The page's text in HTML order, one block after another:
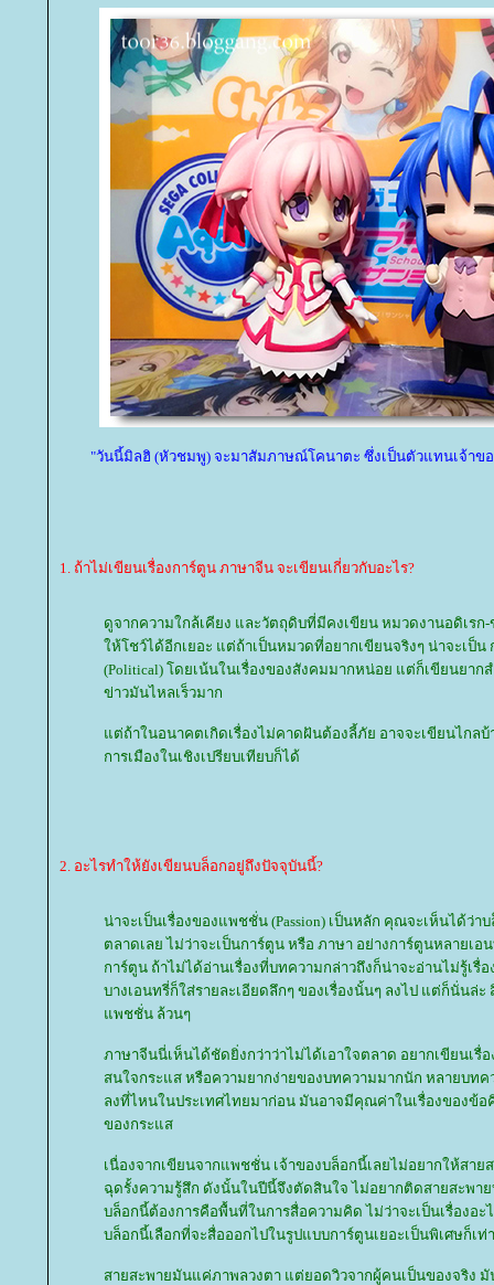
"วันนี้มิลฮิ (หัวชมพู) จะมาสัมภาษณ์โคนาตะ ซึ่งเป็นตัวแทนเจ้าขอ
1. ถ้าไม่เขียนเรื่องการ์ตูน ภาษาจีน จะเขียนเกี่ยวกับอะไร?
ดูจากความใกล้เคียง และวัตถุดิบที่มีคงเขียน หมวดงานอดิเรก-
ห้โชว์ได้อีกเยอะ แต่ถ้าเป็นหมวดที่อยากเขียนจริงๆ น่าจะเป็น
(Political) โดยเน้นในเรื่องของสังคมมากหน่อย แต่ก็เขียนยาก
ข่าวมันไหลเร็วมาก
ต่ถ้าในอนาคตเกิดเรื่องไม่คาดฝันต้องลี้ภัย อาจจะเขียนไกลบ้
การเมืองในเชิงเปรียบเทียบก็ได้
2. อะไรทำให้ยังเขียนบล็อกอยู่ถึงปัจจุบันนี้?
น่าจะเป็นเรื่องของแพชชั่น (Passion) เป็นหลัก คุณจะเห็นได้ว่า
ตลาดเลย ไม่ว่าจะเป็นการ์ตูน หรือ ภาษา อย่างการ์ตูนหลายเอ
การ์ตูน ถ้าไม่ได้อ่านเรื่องที่บทความกล่าวถึงก็น่าจะอ่านไม่รู้เรื่อ
บางเอนทรี่ก็ใส่รายละเอียดลึกๆ ของเรื่องนั้นๆ ลงไป แต่ก็นั่นล่
พชชั่น ล้วนๆ
ภาษาจีนนี่เห็นได้ชัดยิ่งกว่าว่าไม่ได้เอาใจตลาด อยากเขียนเรื่
สนใจกระแส หรือความยากง่ายของบทความมากนัก หลายบท
ลงที่ไหนในประเทศไทยมาก่อน มันอาจมีคุณค่าในเรื่องของข้
ของกระแส
เนื่องจากเขียนจากแพชชั่น เจ้าของบล็อกนี้เลยไม่อยากให้สาย
ฉุดรั้งความรู้สึก ดังนั้นในปีนี้จึงตัดสินใจ ไม่อยากติดสายสะพาย
บล็อกนี้ต้องการคือพื้นที่ในการสื่อความคิด ไม่ว่าจะเป็นเรื่องอะ
บล็อกนี้เลือกที่จะสื่อออกไปในรูปแบบการ์ตูนเยอะเป็นพิเศษก็เท่
สายสะพายมันแค่ภาพลวงตา แต่ยอดวิวจากผู้คนเป็นของจริง